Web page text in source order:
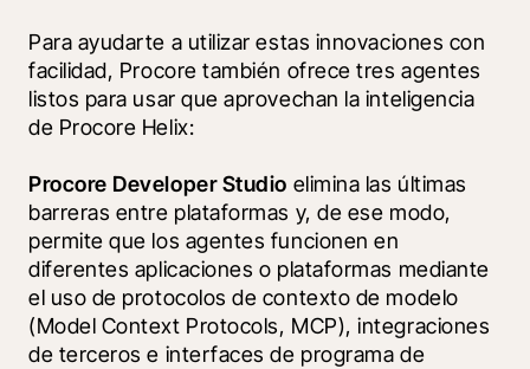
Para ayudarte a utilizar estas innovaciones con
facilidad, Procore también ofrece tres agentes
listos para usar que aprovechan la inteligencia
de Procore Helix:
Procore Developer Studio elimina las últimas
barreras entre plataformas y, de ese modo,
permite que los agentes funcionen en
diferentes aplicaciones o plataformas mediante
el uso de protocolos de contexto de modelo
(Model Context Protocols, MCP), integraciones
de terceros e interfaces de programa de